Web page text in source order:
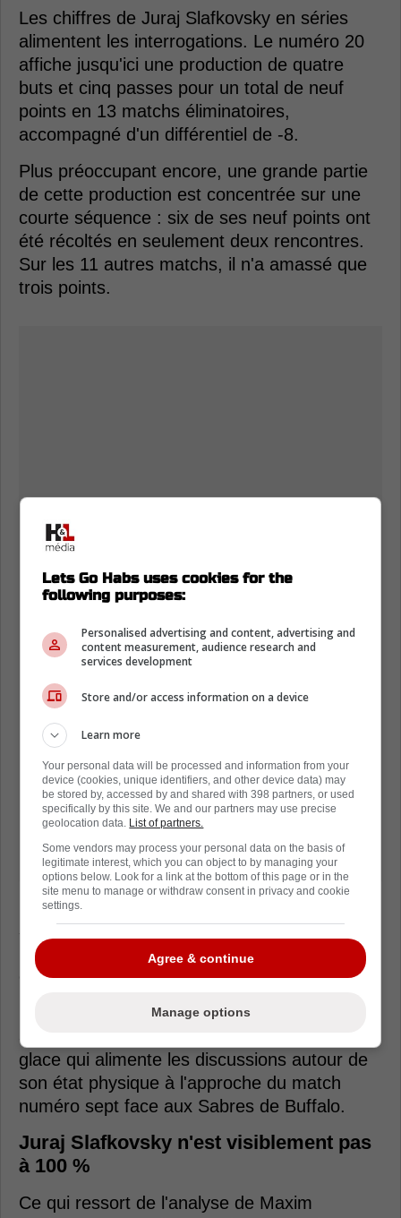
Les chiffres de Juraj Slafkovsky en séries
alimentent les interrogations. Le numéro 20
affiche jusqu'ici une production de quatre
buts et cinq passes pour un total de neuf
points en 13 matchs éliminatoires,
accompagné d'un différentiel de -8.
Plus préoccupant encore, une grande partie
de cette production est concentrée sur une
courte séquence : six de ses neuf points ont
été récoltés en seulement deux rencontres.
Sur les 11 autres matchs, il n'a amassé que
trois points.
Ces chiffres contrastent fortement avec sa
saison régulière, où il avait terminé avec 73
points en 82 matchs, incarnant un rôle
offensif beaucoup plus constant et influent.
C'est précisément cet écart entre le joueur
glace qui alimente les discussions autour de
son état physique à l'approche du match
numéro sept face aux Sabres de Buffalo.
Juraj Slafkovsky n'est visiblement pas
à 100 %
Ce qui ressort de l'analyse de Maxim
Lets Go Habs uses cookies for the
following purposes:
Personalised advertising and content, advertising and
content measurement, audience research and
services development
Store and/or access information on a device
Learn more
Your personal data will be processed and information from your
device (cookies, unique identifiers, and other device data) may
be stored by, accessed by and shared with 398 partners, or used
specifically by this site. We and our partners may use precise
geolocation data. List of partners.
Some vendors may process your personal data on the basis of
legitimate interest, which you can object to by managing your
options below. Look for a link at the bottom of this page or in the
site menu to manage or withdraw consent in privacy and cookie
settings.
Agree & continue
Manage options